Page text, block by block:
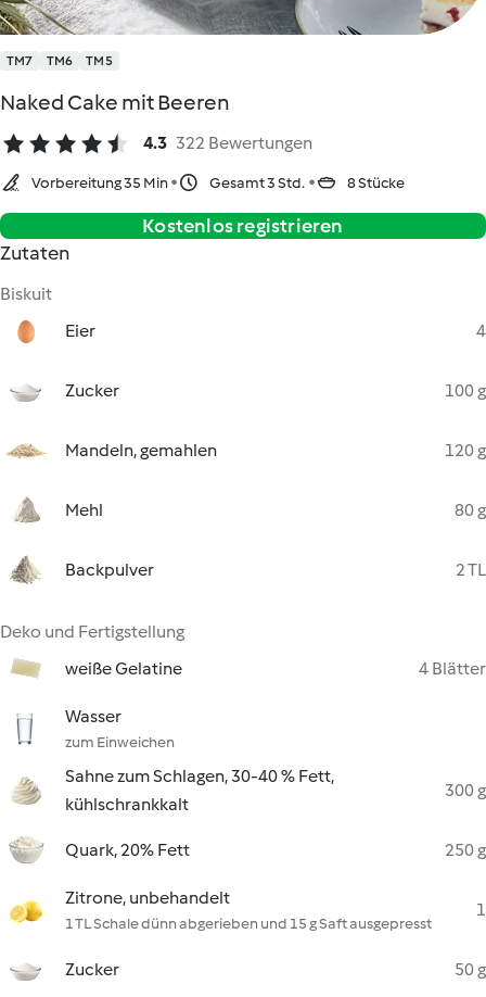
TM7 TM6 TM5
Naked Cake mit Beeren
4.3 322 Bewertungen
Vorbereitung 35 Min Gesamt 3 Std. 8 Stücke
Kostenlos registrieren
Zutaten
Biskuit
Eier
4
Zucker 100 g
Mandeln, gemahlen 120 g
Mehl 80 g
Backpulver 2 TL
Deko und Fertigstellung
weiße Gelatine
4 Blätter
Wasser
zum Einweichen
Sahne zum Schlagen, 30-40 % Fett,
kühlschrankkalt
300 g
Quark, 20% Fett 250 g
Zitrone, unbehandelt
1 TL Schale dünn abgerieben und 15 g Saft ausgepresst
1
Zucker 50 g